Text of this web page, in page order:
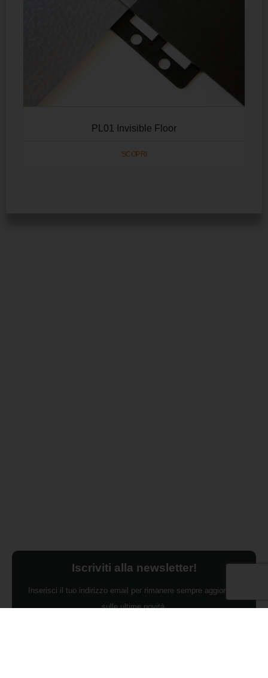
PL01 Invisible Floor
SCOPRI
Iscriviti alla newsletter!
Inserisci il tuo indirizzo email per rimanere sempre aggiornato
sulle ultime novità.